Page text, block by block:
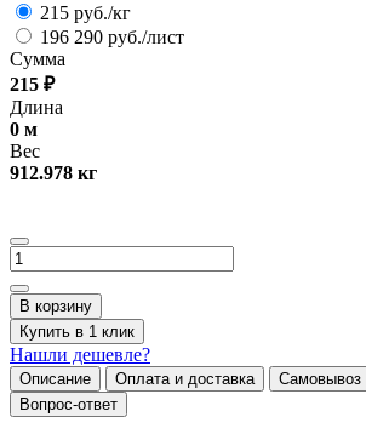
215 руб./кг
196 290 руб./лист
Сумма
215 ₽
Длина
0 м
Вес
912.978 кг
В корзину
Купить в 1 клик
Нашли дешевле?
Описание Оплата и доставка Самовывоз
Вопрос-ответ